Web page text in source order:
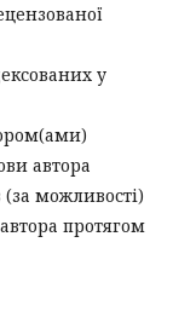
у
автора
можливості)
протягом